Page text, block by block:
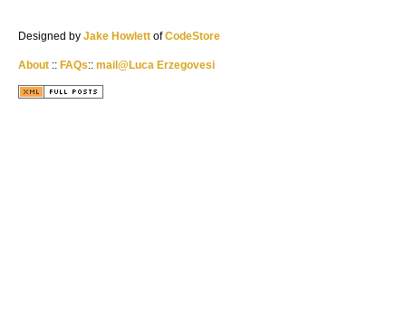
Designed by Jake Howlett ofCodeStore
About :: FAQs:: mail@Luca Erzegovesi